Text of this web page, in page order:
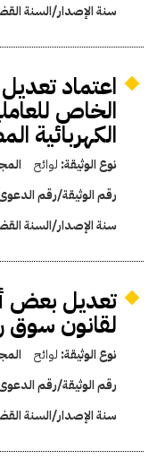
سنة الإصدار/السنة
اعتماد
الخاص
الكهربائية
نوع الوثيقة: لوائح
رقم الوثيقة/رقم
سنة الإصدار/السنة
تعديل بعض
لقانون سوق
نوع الوثيقة: لوائح
رقم الوثيقة/رقم
سنة الإصدار/السنة